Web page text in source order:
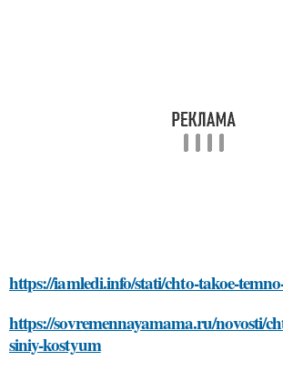
https://iamledi.info/stati/chto-takoe-
https://sovremennayamama.ru/novosti/
siniy-kostyum